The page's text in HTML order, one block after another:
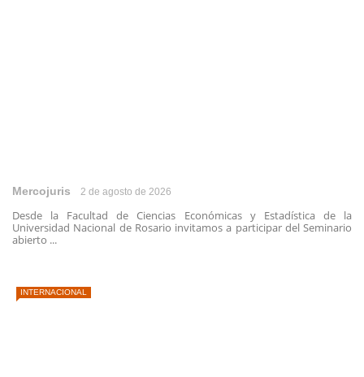
Mercojuris 2 de agosto de 2026
Desde la Facultad de Ciencias Económicas y Estadística de la
Universidad Nacional de Rosario invitamos a participar del Seminario
abierto ...
INTERNACIONAL